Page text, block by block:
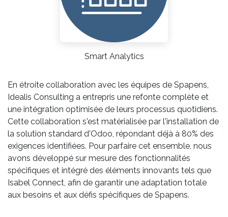
Smart Analytics
En étroite collaboration avec les équipes de Spapens,
Idealis Consulting a entrepris une refonte complète et
une intégration optimisée de leurs processus quotidiens.
Cette collaboration s'est matérialisée par l'installation de
la solution standard d'Odoo, répondant déjà à 80% des
exigences identifiées. Pour parfaire cet ensemble, nous
avons développé sur mesure des fonctionnalités
spécifiques et intégré des éléments innovants tels que
Isabel Connect, afin de garantir une adaptation totale
aux besoins et aux défis spécifiques de Spapens.